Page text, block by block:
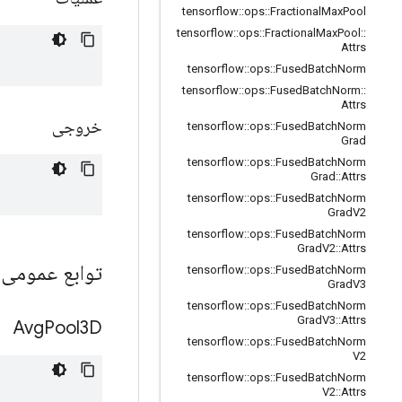
tensorflow::ops::Fractional MaxPool
tensorflow::ops::Fractional MaxPool ::
Attrs
tensorflow::ops::FusedBatchNorm
tensorflow::ops::FusedBatchNorm::
Attrs
tensorflow::ops::FusedBatchNorm
Grad
tensorflow::ops::FusedBatchNorm
Grad ::Attrs
tensorflow::ops::FusedBatchNorm
GradV2
tensorflow::ops::FusedBatchNorm
GradV2::Attrs
tensorflow::ops::FusedBatchNorm
GradV3
tensorflow::ops::FusedBatchNorm
GradV3::Attrs
tensorflow::ops::FusedBatchNorm
V2
tensorflow::ops::FusedBatchNorm
V2::Attrs
خروجی
توابع
AvgPool3D